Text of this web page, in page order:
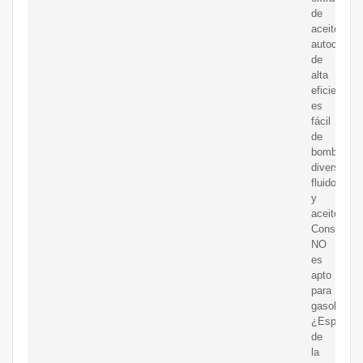
de
aceite
de
alta
eficiencia
es
fácil
de
bombear
diversos
fluidos
y
aceites.
Consejos:
NO
es
apto
para
gasolina.
de
la